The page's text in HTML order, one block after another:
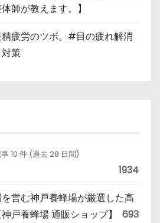
師が教えます。】
疲労のツボ。#目の疲れ解消
策
10 件 (過去 28 日間)
1934
営む神戸養蜂場が厳選した高
戸養蜂場 通販ショップ】
693